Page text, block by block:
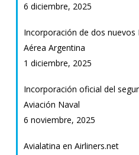
6 diciembre, 2025
Incorporación de dos nuevos
Aérea Argentina
1 diciembre, 2025
Incorporación oficial del
Aviación Naval
6 noviembre, 2025
Avialatina en Airliners.net